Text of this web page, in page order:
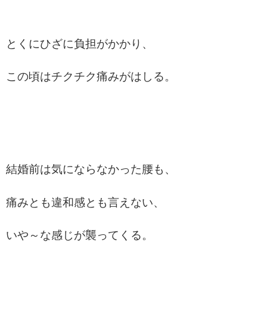
とくにひざに負担がかかり、
この頃はチクチク痛みがはしる。
結婚前は気にならなかった腰も、
痛みとも違和感とも言えない、
いや～な感じが襲ってくる。